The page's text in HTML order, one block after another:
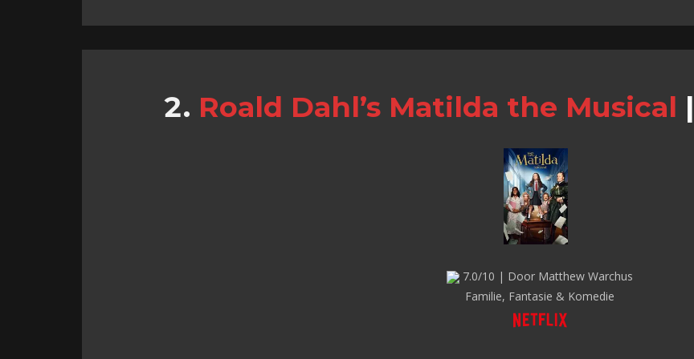
Roald Dahl’s Matilda the Musical |
7.0/10 | Door Matthew Warchus
Familie, Fantasie & Komedie